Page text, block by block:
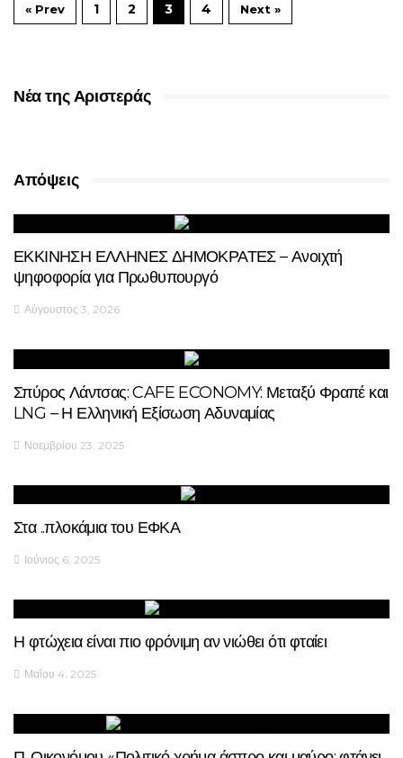
« Prev 1 2 3 4 Next »
Νέα της Αριστεράς
Απόψεις
ΕΚΚΙΝΗΣΗ ΕΛΛΗΝΕΣ ΔΗΜΟΚΡΑΤΕΣ – Ανοιχτή
ψηφοφορία για Πρωθυπουργό
Αύγουστος 3, 2026
Σπύρος Λάντσας: CAFE ECONOMY: Μεταξύ Φραπέ και
LNG – Η Ελληνική Εξίσωση Αδυναμίας
Νοεμβρίου 23, 2025
Στα ..πλοκάμια του ΕΦΚΑ
Ιούνιος 6, 2025
Η φτώχεια είναι πιο φρόνιμη αν νιώθει ότι φταίει
Μαΐου 4, 2025